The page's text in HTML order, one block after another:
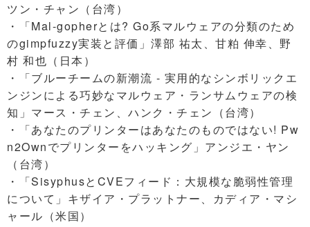
ツン・チャン（台湾）
・「Mal-gopherとは? Go系マルウェアの分類のため
のgimpfuzzy実装と評価」澤部 祐太、甘粕 伸幸、野
村 和也（日本）
・「ブルーチームの新潮流 - 実用的なシンボリックエ
ンジンによる巧妙なマルウェア・ランサムウェアの検
知」マース・チェン、ハンク・チェン（台湾）
・「あなたのプリンターはあなたのものではない! Pw
n2Ownでプリンターをハッキング」アンジエ・ヤン
（台湾）
・「SisyphusとCVEフィード：大規模な脆弱性管理
について」キザイア・プラットナー、カディア・マシ
ャール（米国）